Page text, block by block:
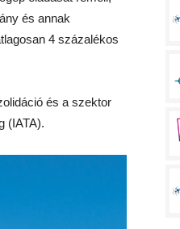
és annak
4 százalékos
és a szektor
(IATA).